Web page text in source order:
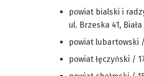
powiat bialski i
ul. Brzeska 41,
powiat lubartowski
powiat łęczyński /